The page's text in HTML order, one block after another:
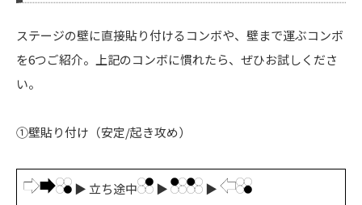
ステージの壁に直接貼り付けるコンボや、壁まで運ぶコンボ
を6つご紹介。上記のコンボに慣れたら、ぜひお試しくださ
い。
①壁貼り付け（安定/起き攻め）
▶ 立ち途中 ▶ ▶